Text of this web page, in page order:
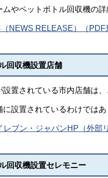
やペットボトル回収機の詳
NEWS RELEASE）（PDF
回収機設置店舗
置されている市内店舗は、
に設置されているわけではあ
レブン・ジャパンHP（外部
回収機設置セレモニー